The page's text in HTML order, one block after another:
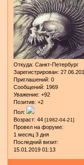
Откуда: Санкт-Петербург
Зарегистрирован:
Приглашений: 0
Сообщений: 1969
Уважение: +92
Позитив: +2
Пол:
Возраст: 44 [1982-04-21]
Провел на форуме:
1 месяц 3 дня
Последний визит:
15.01.2019 01:13